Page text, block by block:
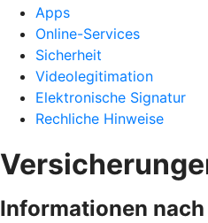
Apps
Online-Services
Sicherheit
Videolegitimation
Elektronische Signatur
Rechliche Hinweise
Informationen